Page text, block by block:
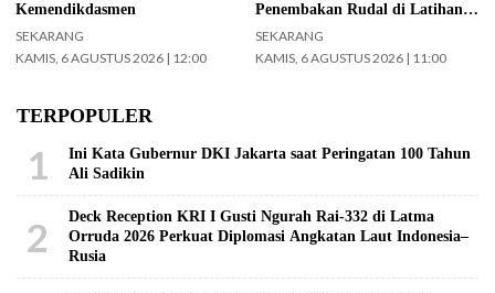
Kemendikdasmen
SEKARANG
KAMIS, 6 AGUSTUS 2026 | 12:00
Penembakan Rudal di Latihan
TNI Terintegrasi Tahun 2026
SEKARANG
KAMIS, 6 AGUSTUS 2026 | 11:00
TERPOPULER
1
Ini Kata Gubernur DKI Jakarta saat Peringatan 100 Tahun
Ali Sadikin
2
Deck Reception KRI I Gusti Ngurah Rai-332 di Latma
Orruda 2026 Perkuat Diplomasi Angkatan Laut Indonesia–
Rusia